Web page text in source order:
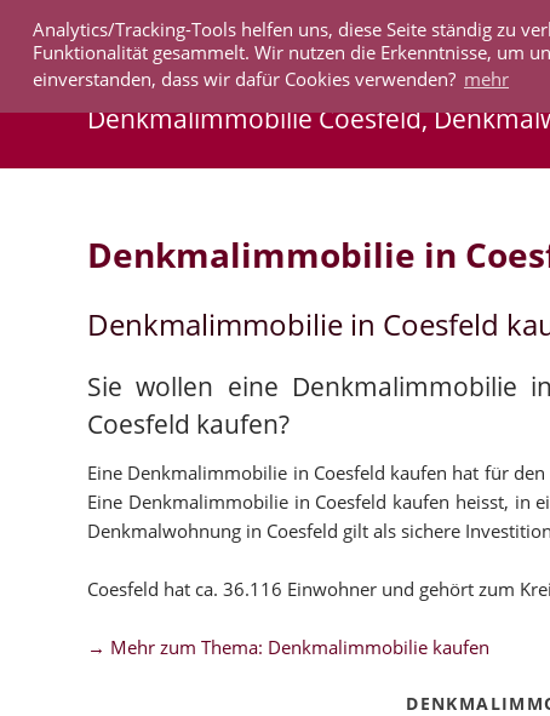
Analytics/Tracking-Tools helfen uns, diese Seite ständig zu
Funktionalität gesammelt. Wir nutzen die Erkenntnisse, um
einverstanden, dass wir dafür Cookies verwenden? mehr
IMMOBILIEN
Denkmalimmobilie Coesfeld,
Denkmalimmobilie in
Denkmalimmobilie in Coesfeld
Sie wollen eine Denkmalimmobilie
Coesfeld kaufen?
Eine Denkmalimmobilie in Coesfeld kaufen hat für
Eine Denkmalimmobilie in Coesfeld kaufen heisst, in
Denkmalwohnung in Coesfeld gilt als sichere
Coesfeld hat ca. 36.116 Einwohner und gehört zum
→ Mehr zum Thema: Denkmalimmobilie kaufen